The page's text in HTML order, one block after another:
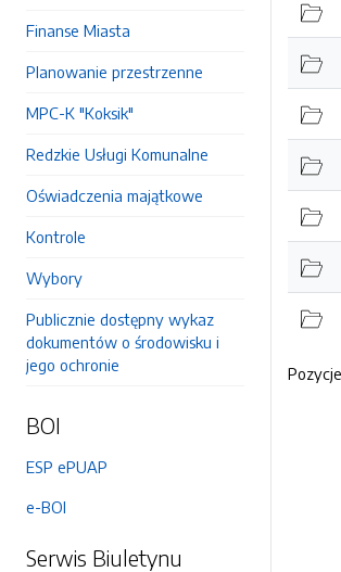
Finanse Miasta
Planowanie przestrzenne
MPC-K "Koksik"
Redzkie Usługi Komunalne
Oświadczenia majątkowe
Kontrole
Wybory
Publicznie dostępny wykaz
dokumentów o środowisku i
jego ochronie
BOI
ESP ePUAP
e-BOI
Serwis Biuletynu